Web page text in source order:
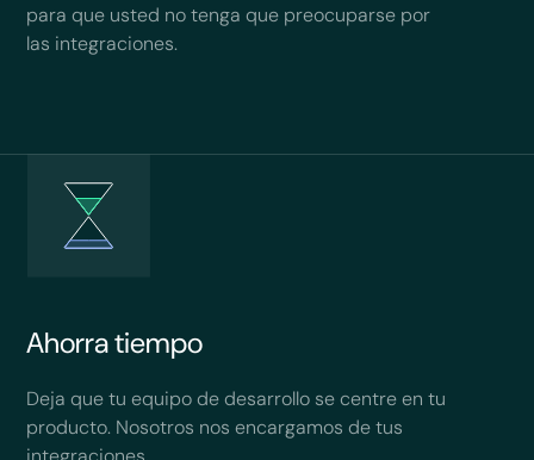
para que usted no tenga que preocuparse por
las integraciones.
Ahorra tiempo
Deja que tu equipo de desarrollo se centre en tu
producto. Nosotros nos encargamos de tus